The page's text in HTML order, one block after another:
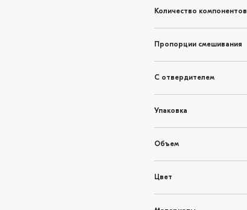
Количество компонентов
Пропорции смешивания
С отвердителем
Упаковка
Объем
Цвет